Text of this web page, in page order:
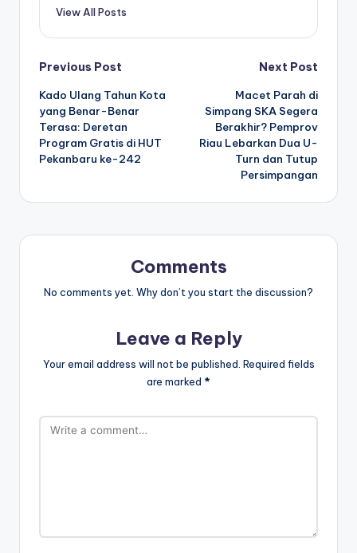
View All Posts
Post
navigation
Previous Post
Kado Ulang Tahun Kota
yang Benar-Benar
Terasa: Deretan
Program Gratis di HUT
Pekanbaru ke-242
Next Post
Macet Parah di
Simpang SKA Segera
Berakhir? Pemprov
Riau Lebarkan Dua U-
Turn dan Tutup
Persimpangan
Comments
No comments yet. Why don’t you start the discussion?
Leave a Reply
Your email address will not be published. Required fields
are marked *